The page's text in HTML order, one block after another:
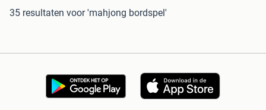
35 resultaten voor 'mahjong bordspel'